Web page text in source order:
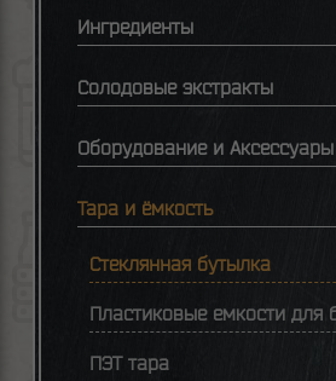
Ингредиенты
Солодовые экстракты
Оборудование и Аксессуары
Тара и ёмкость
Стеклянная бутылка
Пластиковые емкости для
ПЭТ тара